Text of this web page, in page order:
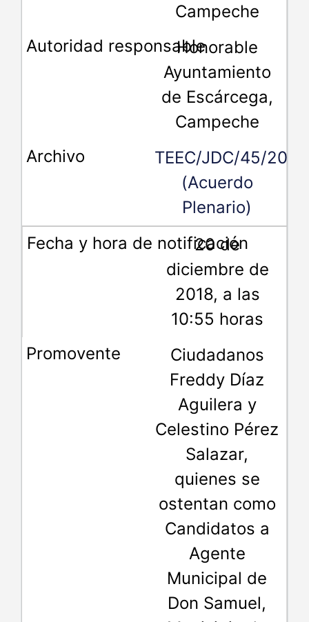
Campeche
Honorable
Ayuntamiento
de Escárcega,
Campeche
TEEC/JDC/45/2018
(Acuerdo
Plenario)
20 de
diciembre de
2018, a las
10:55 horas
Ciudadanos
Freddy Díaz
Aguilera y
Celestino Pérez
Salazar,
quienes se
ostentan como
Candidatos a
Agente
Municipal de
Don Samuel,